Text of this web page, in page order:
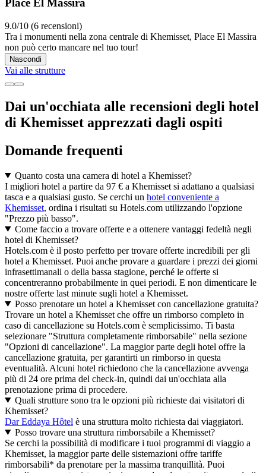
Place El Massira
9.0/10 (6 recensioni)
Tra i monumenti nella zona centrale di Khemisset, Place El Massira
non può certo mancare nel tuo tour!
Nascondi
Vai alle strutture
Dai un'occhiata alle recensioni degli hotel
di Khemisset apprezzati dagli ospiti
Domande frequenti
Quanto costa una camera di hotel a Khemisset?
I migliori hotel a partire da 97 € a Khemisset si adattano a qualsiasi
tasca e a qualsiasi gusto. Se cerchi un hotel conveniente a
Khemisset, ordina i risultati su Hotels.com utilizzando l'opzione
"Prezzo più basso".
Come faccio a trovare offerte e a ottenere vantaggi fedeltà negli
hotel di Khemisset?
Hotels.com è il posto perfetto per trovare offerte incredibili per gli
hotel a Khemisset. Puoi anche provare a guardare i prezzi dei giorni
infrasettimanali o della bassa stagione, perché le offerte si
concentreranno probabilmente in quei periodi. E non dimenticare le
nostre offerte last minute sugli hotel a Khemisset.
Posso prenotare un hotel a Khemisset con cancellazione gratuita?
Trovare un hotel a Khemisset che offre un rimborso completo in
caso di cancellazione su Hotels.com è semplicissimo. Ti basta
selezionare "Struttura completamente rimborsabile" nella sezione
"Opzioni di cancellazione". La maggior parte degli hotel offre la
cancellazione gratuita, per garantirti un rimborso in questa
eventualità. Alcuni hotel richiedono che la cancellazione avvenga
più di 24 ore prima del check-in, quindi dai un'occhiata alla
prenotazione prima di procedere.
Quali strutture sono tra le opzioni più richieste dai visitatori di
Khemisset?
Dar Eddaya Hôtel è una struttura molto richiesta dai viaggiatori.
Posso trovare una struttura rimborsabile a Khemisset?
Se cerchi la possibilità di modificare i tuoi programmi di viaggio a
Khemisset, la maggior parte delle sistemazioni offre tariffe
rimborsabili* da prenotare per la massima tranquillità. Puoi